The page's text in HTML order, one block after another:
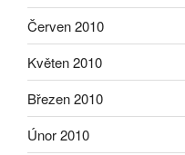
Červen 2010
Květen 2010
Březen 2010
Únor 2010